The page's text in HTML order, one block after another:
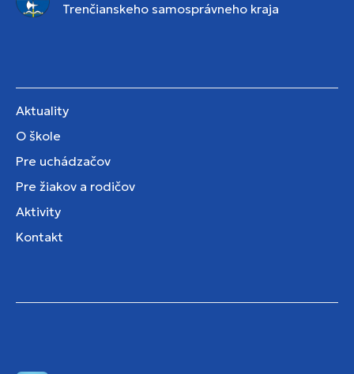
Trenčianskeho samosprávneho kraja
Aktuality
O škole
Pre uchádzačov
Pre žiakov a rodičov
Aktivity
Kontakt